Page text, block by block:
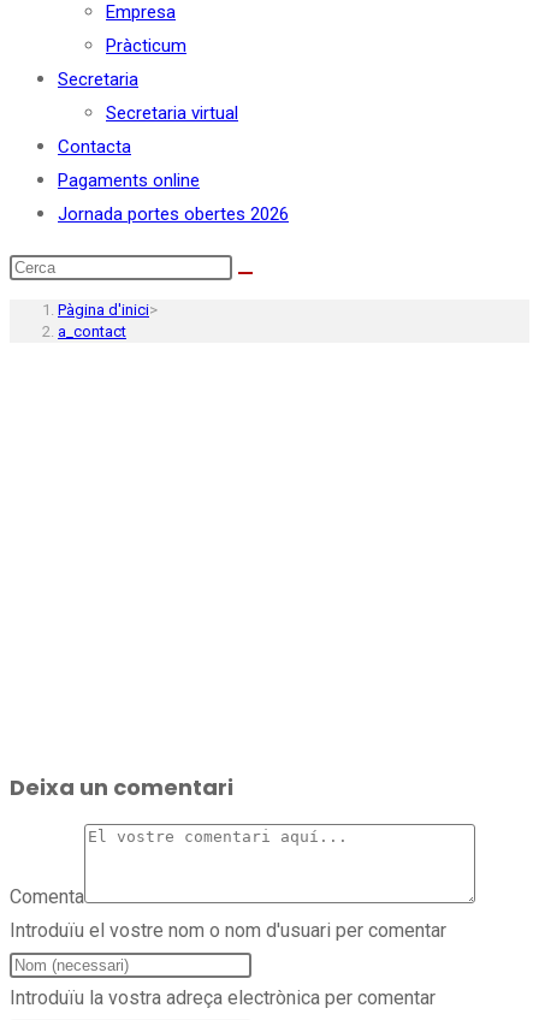
Empresa
Pràcticum
Secretaria
Secretaria virtual
Contacta
Pagaments online
Jornada portes obertes 2026
Pàgina d'inici>
a_contact
Deixa un comentari
Comenta
Introduïu el vostre nom o nom d'usuari per comentar
Introduïu la vostra adreça electrònica per comentar